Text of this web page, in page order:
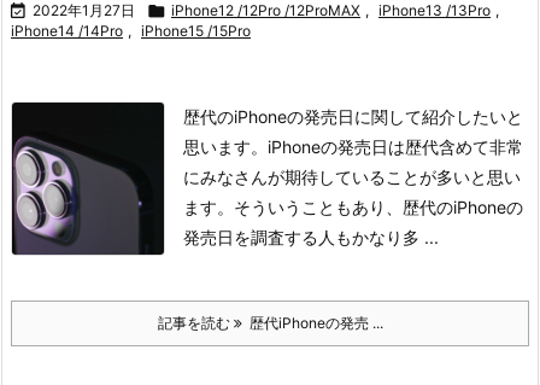
 2022年1月27日  iPhone12 /12Pro /12ProMAX , iPhone13 /13Pro ,
iPhone14 /14Pro , iPhone15 /15Pro
歴代のiPhoneの発売日に関して紹介したいと
思います。 iPhoneの発売日は歴代含めて非常
にみなさんが期待していることが多いと思い
ます。 そういうこともあり、歴代のiPhoneの
発売日を調査する人もかなり多 ...
記事を読む 歴代iPhoneの発売 ...